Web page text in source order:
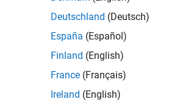
Deutschland (Deutsch)
España (Español)
Finland (English)
France (Français)
Ireland (English)